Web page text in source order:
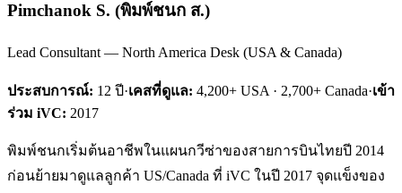
Pimchanok S. (พิมพ์ชนก ส.)
Lead Consultant — North America Desk (USA & Canada)
ประสบการณ์: 12 ปี·เคสที่ดูแล: 4,200+ USA · 2,700+ Canada·เข้า
ร่วม iVC: 2017
พิมพ์ชนกเริ่มต้นอาชีพในแผนกวีซ่าของสายการบินไทยปี 2014
ก่อนย้ายมาดูแลลูกค้า US/Canada ที่ iVC ในปี 2017 จุดแข็งของ